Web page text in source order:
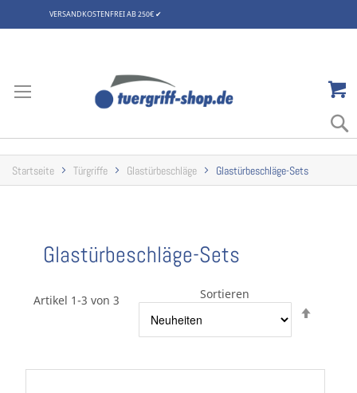
VERSANDKOSTENFREI AB 250€ ✔
springen
Startseite Türgriffe Glastürbeschläge Glastürbeschläge-Sets
Glastürbeschläge-Sets
Artikel 1-3 von 3
Sortieren